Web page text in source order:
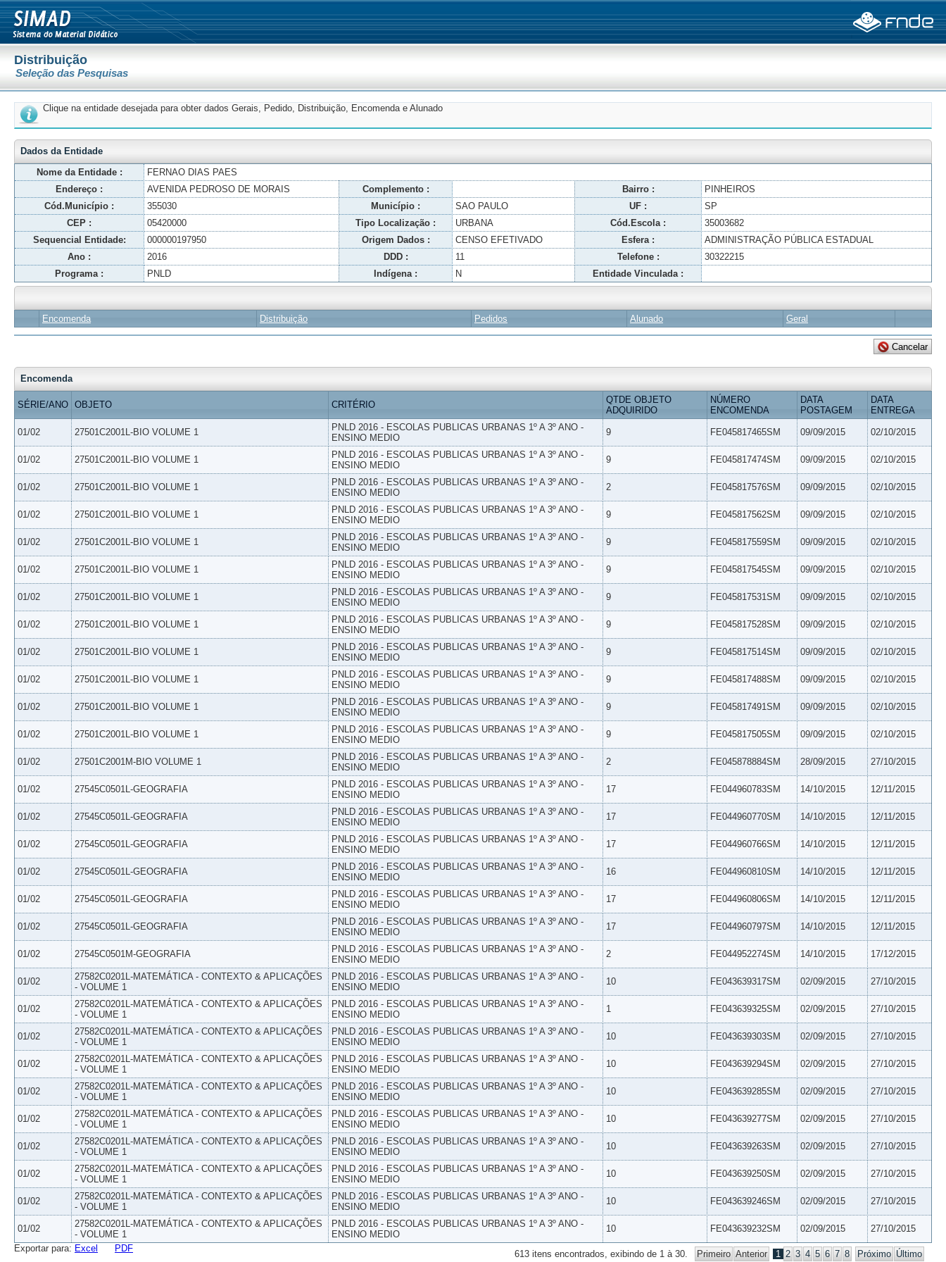
Distribuição
Seleção das Pesquisas
Clique na entidade desejada para obter dados Gerais, Pedido, Distribuição, Encomenda e Alunado
Dados da Entidade
Nome da Entidade :
FERNAO DIAS PAES
Endereço :
AVENIDA PEDROSO DE MORAIS Complemento : Bairro :
PINHEIROS
Cód.Município :
355030 Município : SAO PAULO UF :
SP
CEP :
05420000 Tipo Localização : URBANA Cód.Escola :
35003682
Sequencial Entidade:
000000197950 Origem Dados : CENSO EFETIVADO Esfera :
ADMINISTRAÇÃO PÚBLICA ESTADUAL
Ano :
2016 DDD : 11 Telefone :
30322215
Programa :
PNLD Indígena : N Entidade Vinculada :
Encomenda Distribuição Pedidos Alunado Geral
Encomenda
SÉRIE/ANO OBJETO CRITÉRIO
QTDE OBJETO
ADQUIRIDO
NÚMERO
ENCOMENDA
DATA
POSTAGEM
DATA
ENTREGA
01/02 27501C2001L-BIO VOLUME 1
PNLD 2016 - ESCOLAS PUBLICAS URBANAS 1º A 3º ANO -
ENSINO MEDIO
9 FE045817465SM 09/09/2015 02/10/2015
01/02 27501C2001L-BIO VOLUME 1
PNLD 2016 - ESCOLAS PUBLICAS URBANAS 1º A 3º ANO -
ENSINO MEDIO
9 FE045817474SM 09/09/2015 02/10/2015
01/02 27501C2001L-BIO VOLUME 1
PNLD 2016 - ESCOLAS PUBLICAS URBANAS 1º A 3º ANO -
ENSINO MEDIO
2 FE045817576SM 09/09/2015 02/10/2015
01/02 27501C2001L-BIO VOLUME 1
PNLD 2016 - ESCOLAS PUBLICAS URBANAS 1º A 3º ANO -
ENSINO MEDIO
9 FE045817562SM 09/09/2015 02/10/2015
01/02 27501C2001L-BIO VOLUME 1
PNLD 2016 - ESCOLAS PUBLICAS URBANAS 1º A 3º ANO -
ENSINO MEDIO
9 FE045817559SM 09/09/2015 02/10/2015
01/02 27501C2001L-BIO VOLUME 1
PNLD 2016 - ESCOLAS PUBLICAS URBANAS 1º A 3º ANO -
ENSINO MEDIO
9 FE045817545SM 09/09/2015 02/10/2015
01/02 27501C2001L-BIO VOLUME 1
PNLD 2016 - ESCOLAS PUBLICAS URBANAS 1º A 3º ANO -
ENSINO MEDIO
9 FE045817531SM 09/09/2015 02/10/2015
01/02 27501C2001L-BIO VOLUME 1
PNLD 2016 - ESCOLAS PUBLICAS URBANAS 1º A 3º ANO -
ENSINO MEDIO
9 FE045817528SM 09/09/2015 02/10/2015
01/02 27501C2001L-BIO VOLUME 1
PNLD 2016 - ESCOLAS PUBLICAS URBANAS 1º A 3º ANO -
ENSINO MEDIO
9 FE045817514SM 09/09/2015 02/10/2015
01/02 27501C2001L-BIO VOLUME 1
PNLD 2016 - ESCOLAS PUBLICAS URBANAS 1º A 3º ANO -
ENSINO MEDIO
9 FE045817488SM 09/09/2015 02/10/2015
01/02 27501C2001L-BIO VOLUME 1
PNLD 2016 - ESCOLAS PUBLICAS URBANAS 1º A 3º ANO -
ENSINO MEDIO
9 FE045817491SM 09/09/2015 02/10/2015
01/02 27501C2001L-BIO VOLUME 1
PNLD 2016 - ESCOLAS PUBLICAS URBANAS 1º A 3º ANO -
ENSINO MEDIO
9 FE045817505SM 09/09/2015 02/10/2015
01/02 27501C2001M-BIO VOLUME 1
PNLD 2016 - ESCOLAS PUBLICAS URBANAS 1º A 3º ANO -
ENSINO MEDIO
2 FE045878884SM 28/09/2015 27/10/2015
01/02 27545C0501L-GEOGRAFIA
PNLD 2016 - ESCOLAS PUBLICAS URBANAS 1º A 3º ANO -
ENSINO MEDIO
17 FE044960783SM 14/10/2015 12/11/2015
01/02 27545C0501L-GEOGRAFIA
PNLD 2016 - ESCOLAS PUBLICAS URBANAS 1º A 3º ANO -
ENSINO MEDIO
17 FE044960770SM 14/10/2015 12/11/2015
01/02 27545C0501L-GEOGRAFIA
PNLD 2016 - ESCOLAS PUBLICAS URBANAS 1º A 3º ANO -
ENSINO MEDIO
17 FE044960766SM 14/10/2015 12/11/2015
01/02 27545C0501L-GEOGRAFIA
PNLD 2016 - ESCOLAS PUBLICAS URBANAS 1º A 3º ANO -
ENSINO MEDIO
16 FE044960810SM 14/10/2015 12/11/2015
01/02 27545C0501L-GEOGRAFIA
PNLD 2016 - ESCOLAS PUBLICAS URBANAS 1º A 3º ANO -
ENSINO MEDIO
17 FE044960806SM 14/10/2015 12/11/2015
01/02 27545C0501L-GEOGRAFIA
PNLD 2016 - ESCOLAS PUBLICAS URBANAS 1º A 3º ANO -
ENSINO MEDIO
17 FE044960797SM 14/10/2015 12/11/2015
01/02 27545C0501M-GEOGRAFIA
PNLD 2016 - ESCOLAS PUBLICAS URBANAS 1º A 3º ANO -
ENSINO MEDIO
2 FE044952274SM 14/10/2015 17/12/2015
01/02
27582C0201L-MATEMÁTICA - CONTEXTO & APLICAÇÕES
- VOLUME 1
PNLD 2016 - ESCOLAS PUBLICAS URBANAS 1º A 3º ANO -
ENSINO MEDIO
10 FE043639317SM 02/09/2015 27/10/2015
01/02
27582C0201L-MATEMÁTICA - CONTEXTO & APLICAÇÕES
- VOLUME 1
PNLD 2016 - ESCOLAS PUBLICAS URBANAS 1º A 3º ANO -
ENSINO MEDIO
1 FE043639325SM 02/09/2015 27/10/2015
01/02
27582C0201L-MATEMÁTICA - CONTEXTO & APLICAÇÕES
- VOLUME 1
PNLD 2016 - ESCOLAS PUBLICAS URBANAS 1º A 3º ANO -
ENSINO MEDIO
10 FE043639303SM 02/09/2015 27/10/2015
01/02
27582C0201L-MATEMÁTICA - CONTEXTO & APLICAÇÕES
- VOLUME 1
PNLD 2016 - ESCOLAS PUBLICAS URBANAS 1º A 3º ANO -
ENSINO MEDIO
10 FE043639294SM 02/09/2015 27/10/2015
01/02
27582C0201L-MATEMÁTICA - CONTEXTO & APLICAÇÕES
- VOLUME 1
PNLD 2016 - ESCOLAS PUBLICAS URBANAS 1º A 3º ANO -
ENSINO MEDIO
10 FE043639285SM 02/09/2015 27/10/2015
01/02
27582C0201L-MATEMÁTICA - CONTEXTO & APLICAÇÕES
- VOLUME 1
PNLD 2016 - ESCOLAS PUBLICAS URBANAS 1º A 3º ANO -
ENSINO MEDIO
10 FE043639277SM 02/09/2015 27/10/2015
01/02
27582C0201L-MATEMÁTICA - CONTEXTO & APLICAÇÕES
- VOLUME 1
PNLD 2016 - ESCOLAS PUBLICAS URBANAS 1º A 3º ANO -
ENSINO MEDIO
10 FE043639263SM 02/09/2015 27/10/2015
01/02
27582C0201L-MATEMÁTICA - CONTEXTO & APLICAÇÕES
- VOLUME 1
PNLD 2016 - ESCOLAS PUBLICAS URBANAS 1º A 3º ANO -
ENSINO MEDIO
10 FE043639250SM 02/09/2015 27/10/2015
01/02
27582C0201L-MATEMÁTICA - CONTEXTO & APLICAÇÕES
- VOLUME 1
PNLD 2016 - ESCOLAS PUBLICAS URBANAS 1º A 3º ANO -
ENSINO MEDIO
10 FE043639246SM 02/09/2015 27/10/2015
01/02
27582C0201L-MATEMÁTICA - CONTEXTO & APLICAÇÕES
- VOLUME 1
PNLD 2016 - ESCOLAS PUBLICAS URBANAS 1º A 3º ANO -
ENSINO MEDIO
10 FE043639232SM 02/09/2015 27/10/2015
613 itens encontrados, exibindo de 1 à 30. Primeiro Anterior 1 2 3 4 5 6 7 8 Próximo Último
Exportar para: Excel PDF